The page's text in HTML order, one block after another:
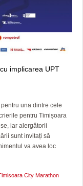
implicarea UPT
una dintre cele
pentru Timișoara
iar alergătorii
sunt invitați să
va avea loc
City Marathon